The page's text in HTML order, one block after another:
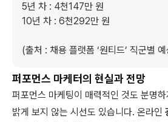
5년 차 : 4천147만 원
10년 차 : 6천292만 원
(출처 : 채용 플랫폼 ‘원티드’ 직군별
퍼포먼스 마케터의 현실과 전망
퍼포먼스 마케팅이 매력적인 것도 분명
밝게 보지 않는 시선도 있습니다. 온라인